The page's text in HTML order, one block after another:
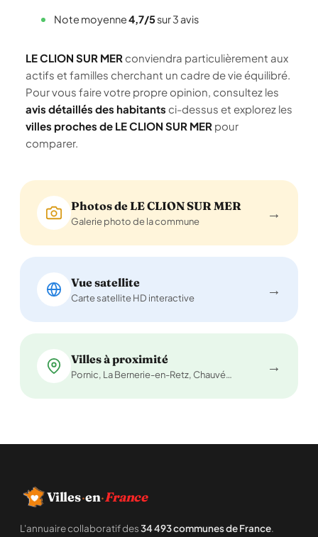
Note moyenne4,7/5sur 3 avis
LE CLION SUR MER conviendra particulièrement aux
actifs et familles cherchant un cadre de vie équilibré.
Pour vous faire votre propre opinion, consultez les
avis détaillés des habitants ci-dessus et explorez les
villes proches de LE CLION SUR MER pour
comparer.
Photos de LE CLION SUR MER
Galerie photo de la commune →
Vue satellite
Carte satellite HD interactive →
Villes à proximité
Pornic, La Bernerie-en-Retz, Chauvé… →
Villes·en·France
L'annuaire collaboratif des34 493 communes de France.